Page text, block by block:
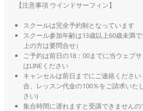
【注意事項 ウインドサーフィン】
スクールは完全予約制となっています
スクール参加年齢は13歳以上60歳未満
上の方は要問合せ）
ご予約は前日の18：00までに当ウェブ
はLINEください
キャンセルは前日までにご連絡くださ
合、レッスン代金の100％をご請求いた
さい)
集合時間に遅れますと受講できませんの